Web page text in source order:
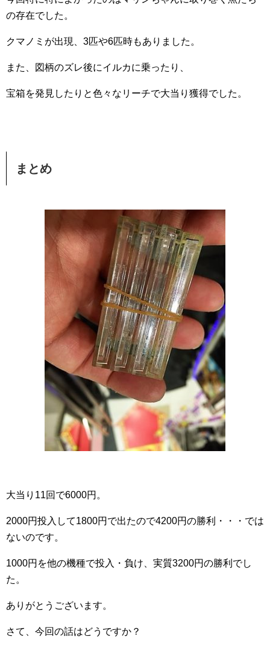
の存在でした。
クマノミが出現、3匹や6匹時もありました。
また、図柄のズレ後にイルカに乗ったり、
宝箱を発見したりと色々なリーチで大当り獲得でした。
まとめ
大当り11回で6000円。
2000円投入して1800円で出たので4200円の勝利・・・では
ないのです。
1000円を他の機種で投入・負け、実質3200円の勝利でし
た。
ありがとうございます。
さて、今回の話はどうですか？